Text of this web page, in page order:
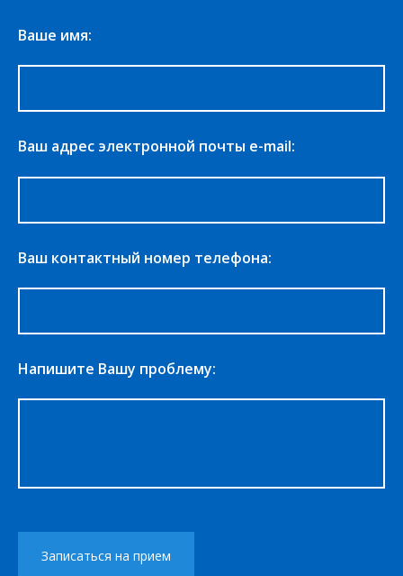
Ваше имя:
Ваш адрес электронной почты e-mail:
Ваш контактный номер телефона:
Напишите Вашу проблему: